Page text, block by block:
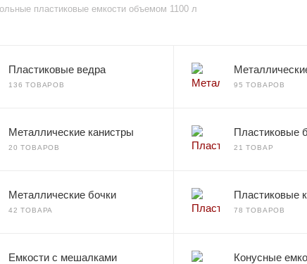
пластиковые емкости объемом 1100 л
Пластиковые ведра
136 ТОВАРОВ 95 ТОВАРОВ
Металлические канистры
20 ТОВАРОВ
Пластиковые
21 ТОВАР
Металлические бочки
42 ТОВАРА
Пластиковые
78 ТОВАРОВ
Емкости с мешалками Конусные